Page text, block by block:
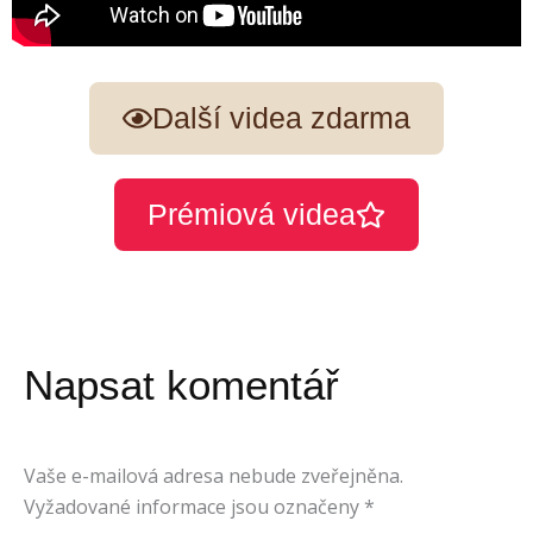
Další videa zdarma
Prémiová videa
Napsat komentář
Vaše e-mailová adresa nebude zveřejněna.
Vyžadované informace jsou označeny *